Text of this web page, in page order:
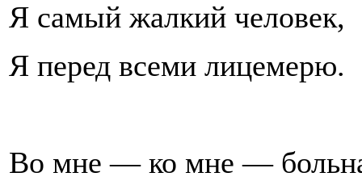
Я самый жалкий человек,
Я перед всеми лицемерю.
Во мне — ко мне —